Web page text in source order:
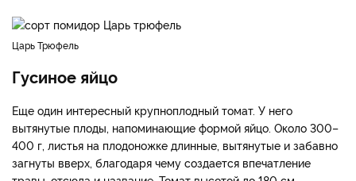
Царь Трюфель
Гусиное яйцо
Еще один интересный крупноплодный томат. У него
вытянутые плоды, напоминающие формой яйцо. Около 300–
400 г, листья на плодоножке длинные, вытянутые и забавно
загнуты вверх, благодаря чему создается впечатление